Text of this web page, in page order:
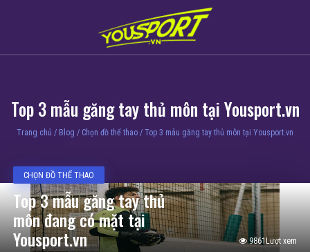
Top 3 mẫu găng tay thủ môn tại Yousport.vn
Trang chủ / Blog / Chọn đồ thể thao / Top 3 mẫu găng tay thủ môn tại Yousport.vn
CHỌN ĐỒ THỂ THAO
Top 3 mẫu găng tay thủ
môn đang có mặt tại
Yousport.vn 9861Lượt xem